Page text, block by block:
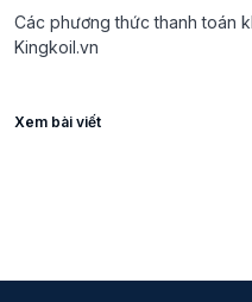
Các phương thức thanh toán
Kingkoil.vn
Xem bài viết